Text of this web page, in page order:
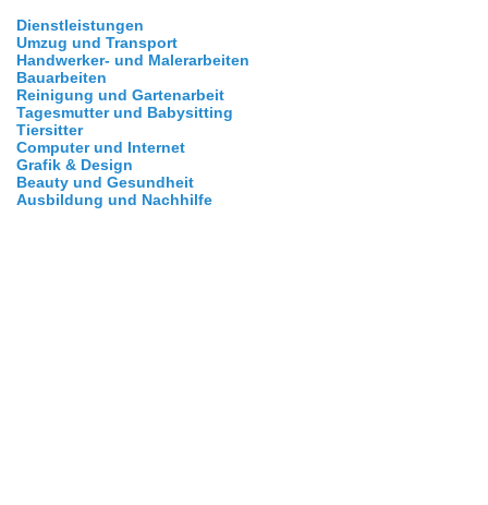
Dienstleistungen
Umzug und Transport
Handwerker- und Malerarbeiten
Bauarbeiten
Reinigung und Gartenarbeit
Tagesmutter und Babysitting
Tiersitter
Computer und Internet
Grafik & Design
Beauty und Gesundheit
Ausbildung und Nachhilfe